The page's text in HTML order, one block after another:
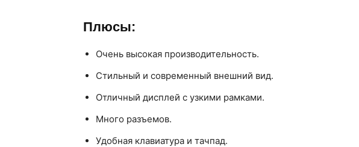
Плюсы:
Очень высокая производительность.
Стильный и современный внешний вид.
Отличный дисплей с узкими рамками.
Много разъемов.
Удобная клавиатура и тачпад.